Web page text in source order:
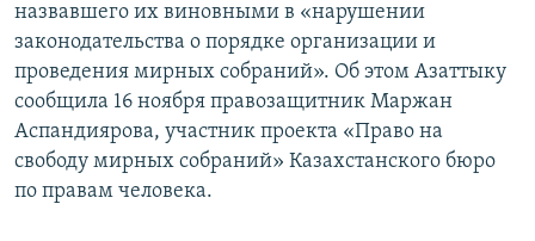
назвавшего их виновными в «нарушении
законодательства о порядке организации и
проведения мирных собраний». Об этом Азаттыку
сообщила 16 ноября правозащитник Маржан
Аспандиярова, участник проекта «Право на
свободу мирных собраний» Казахстанского бюро
по правам человека.